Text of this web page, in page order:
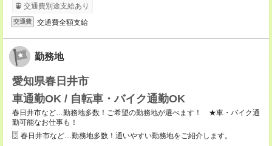
交通費別途支給あり
交通費 交通費全額支給
勤務地
愛知県春日井市
車通勤OK / 自転車・バイク通勤OK
春日井市など…勤務地多数！ご希望の勤務地が選べます！ ★車・バイク通
勤可能なお仕事も！
春日井市など…勤務地多数！通いやすい勤務地をご紹介します。